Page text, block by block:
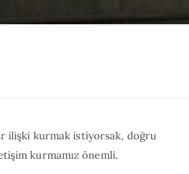
ilişki kurmak istiyorsak, doğru
kurmamız önemli.